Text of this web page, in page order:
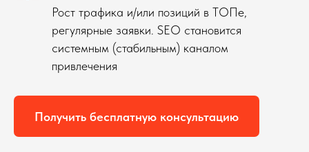
Рост трафика и/или позиций в ТОПе,
регулярные заявки. SEO становится
системным (стабильным) каналом
привлечения
Получить бесплатную консультацию